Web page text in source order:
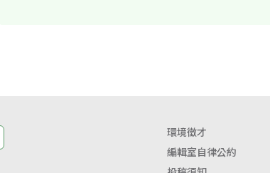
環境徵才
編輯室自律公約